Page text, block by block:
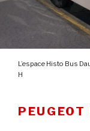
L’espace Histo Bus
H